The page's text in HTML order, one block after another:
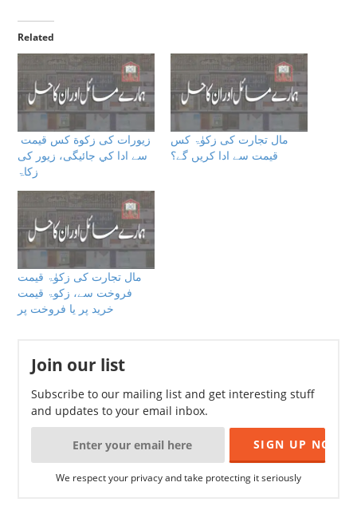
Related
سے ادا كي جائیگی، زیور کی
زکاۃ
مال تجارت کی زکوٰۃ کس
قیمت سے ادا کریں گے؟
مال تجارت کی زکوٰۃ قیمت
فروخت سے، زکوۃ قیمت
خرید پر یا فروخت پر
Join our list
Subscribe to our mailing list and get interesting stuff
and updates to your email inbox.
We respect your privacy and take protecting it seriously